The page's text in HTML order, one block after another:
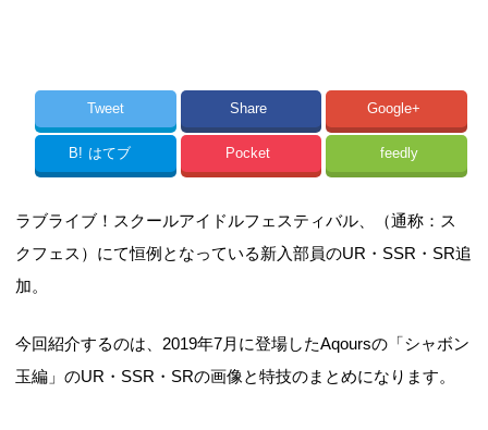
Tweet Share Google+
B! はてブ Pocket feedly
ラブライブ！スクールアイドルフェスティバル、（通称：ス
クフェス）にて恒例となっている新入部員のUR・SSR・SR追
加。
今回紹介するのは、2019年7月に登場したAqoursの「シャボン
玉編」のUR・SSR・SRの画像と特技のまとめになります。